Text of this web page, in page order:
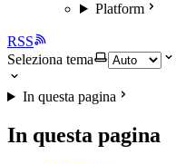
Platform
RSS
Seleziona tema
In questa pagina
In questa pagina